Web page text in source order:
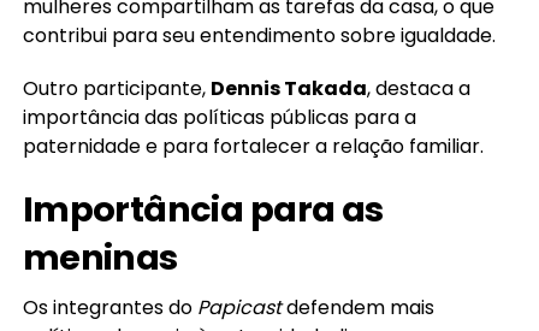
mulheres compartilham as tarefas da casa, o que
contribui para seu entendimento sobre igualdade.
Outro participante, Dennis Takada, destaca a
importância das políticas públicas para a
paternidade e para fortalecer a relação familiar.
Importância para as
meninas
Os integrantes do Papicastdefendem mais